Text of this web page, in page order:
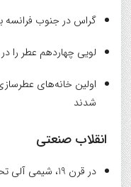
گراس در جنوب فرانسه
لویی چهاردهم عطر را
شدند
انقلاب صنعتی
در قرن 19، شیمی آلی تحولی در صنعت عطر ایجاد کرد